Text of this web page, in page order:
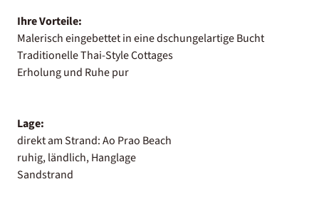
Ihre Vorteile:
Malerisch eingebettet in eine dschungelartige Bucht
Traditionelle Thai-Style Cottages
Erholung und Ruhe pur
Lage:
direkt am Strand: Ao Prao Beach
ruhig, ländlich, Hanglage
Sandstrand